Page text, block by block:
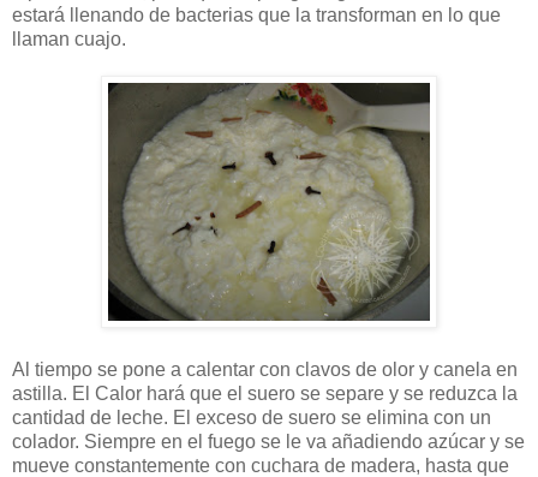
estará llenando de bacterias que la transforman en lo que
llaman cuajo.
Al tiempo se pone a calentar con clavos de olor y canela en
astilla. El Calor hará que el suero se separe y se reduzca la
cantidad de leche. El exceso de suero se elimina con un
colador. Siempre en el fuego se le va añadiendo azúcar y se
mueve constantemente con cuchara de madera, hasta que